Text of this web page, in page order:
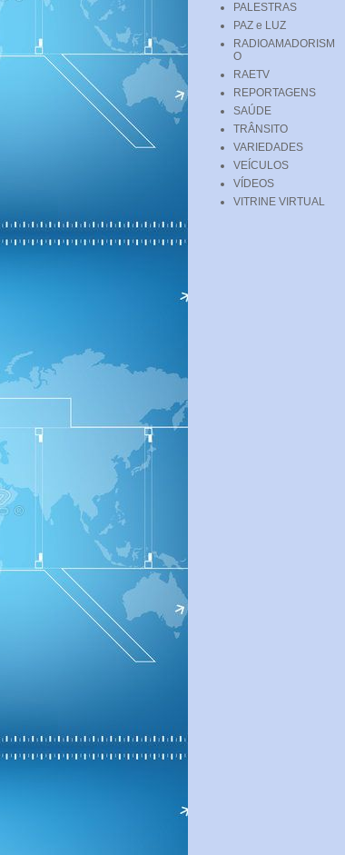
PALESTRAS
PAZ e LUZ
RADIOAMADORISM
O
RAETV
REPORTAGENS
SAÚDE
TRÂNSITO
VARIEDADES
VEÍCULOS
VÍDEOS
VITRINE VIRTUAL